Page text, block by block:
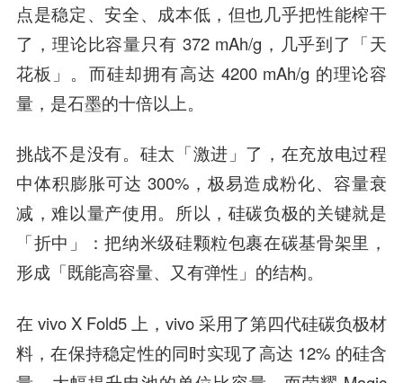
点是稳定、安全、成本低，但也几乎把性能榨干
了，理论比容量只有 372 mAh/g，几乎到了「天
花板」。而硅却拥有高达 4200 mAh/g 的理论容
量，是石墨的十倍以上。
挑战不是没有。硅太「激进」了，在充放电过程
中体积膨胀可达 300%，极易造成粉化、容量衰
减，难以量产使用。所以，硅碳负极的关键就是
「折中」：把纳米级硅颗粒包裹在碳基骨架里，
形成「既能高容量、又有弹性」的结构。
在 vivo X Fold5 上，vivo 采用了第四代硅碳负极材
料，在保持稳定性的同时实现了高达 12% 的硅含